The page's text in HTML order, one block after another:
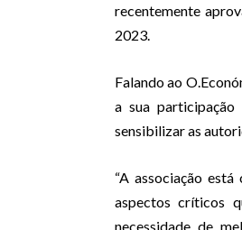
recentemente
2023.
Falando ao
a sua
sensibilizar as
“A associação
aspectos críticos
necessidade de